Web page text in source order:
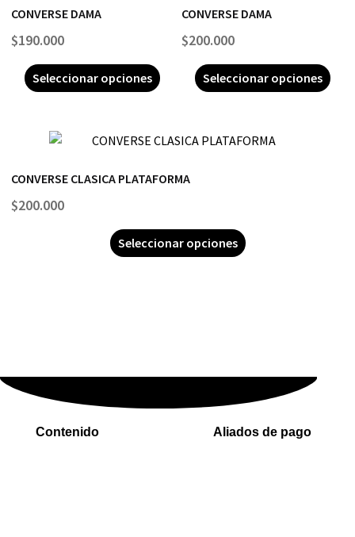
CONVERSE DAMA
$190.000
Seleccionar opciones
CONVERSE DAMA
$200.000
Seleccionar opciones
CONVERSE CLASICA PLATAFORMA
$200.000
Seleccionar opciones
Contenido
Aliados de pago